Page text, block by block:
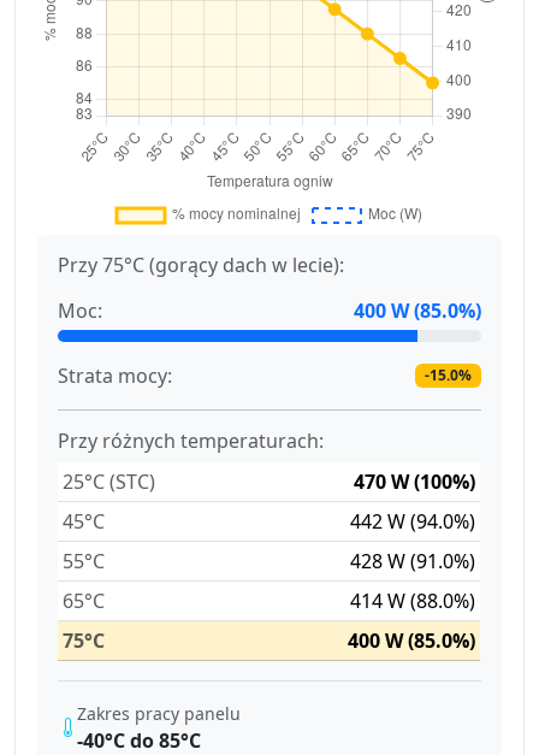
Przy 75°C (gorący dach w lecie):
Moc:
400 W (85.0%)
Strata mocy: -15.0%
Przy różnych temperaturach:
25°C (STC)
470 W (100%)
45°C
442 W (94.0%)
55°C
428 W (91.0%)
65°C
414 W (88.0%)
75°C
400 W (85.0%)
Zakres pracy panelu
-40°C do 85°C